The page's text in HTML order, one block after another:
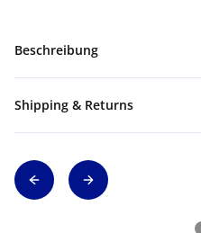
Beschreibung
Shipping & Returns